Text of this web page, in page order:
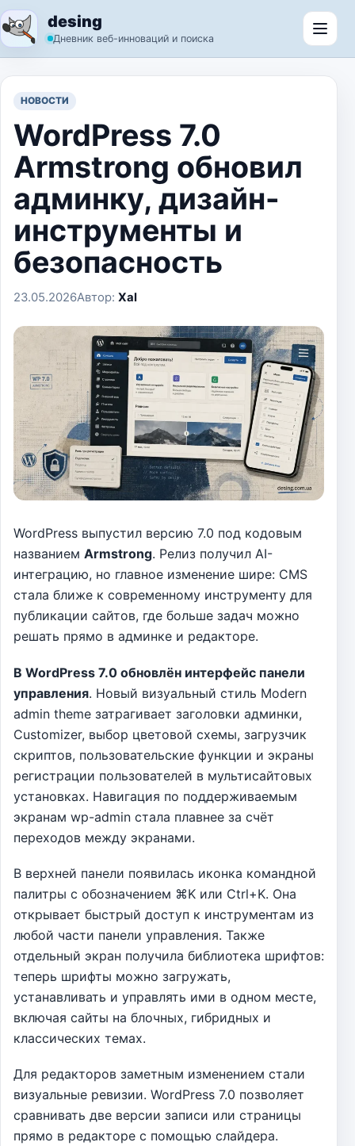
Перейти к содержимому
desing
Дневник веб-инноваций и поиска
НОВОСТИ
WordPress 7.0
Armstrong обновил
админку, дизайн-
инструменты и
безопасность
23.05.2026Автор: Xal
WordPress выпустил версию 7.0 под кодовым
названием Armstrong. Релиз получил AI-
интеграцию, но главное изменение шире: CMS
стала ближе к современному инструменту для
публикации сайтов, где больше задач можно
решать прямо в админке и редакторе.
В WordPress 7.0 обновлён интерфейс панели
управления. Новый визуальный стиль Modern
admin theme затрагивает заголовки админки,
Customizer, выбор цветовой схемы, загрузчик
скриптов, пользовательские функции и экраны
регистрации пользователей в мультисайтовых
установках. Навигация по поддерживаемым
экранам wp-admin стала плавнее за счёт
переходов между экранами.
В верхней панели появилась иконка командной
палитры с обозначением ⌘K или Ctrl+K. Она
открывает быстрый доступ к инструментам из
любой части панели управления. Также
отдельный экран получила библиотека шрифтов:
теперь шрифты можно загружать,
устанавливать и управлять ими в одном месте,
включая сайты на блочных, гибридных и
классических темах.
Для редакторов заметным изменением стали
визуальные ревизии. WordPress 7.0 позволяет
сравнивать две версии записи или страницы
прямо в редакторе с помощью слайдера.